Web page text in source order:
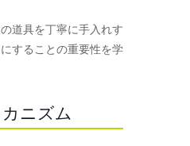
道具を丁寧に手入れす
することの重要性を学
ニズム